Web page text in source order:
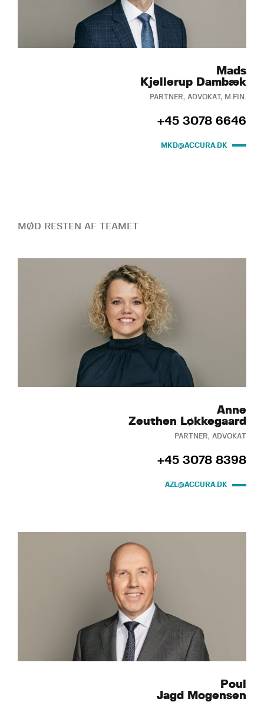
Mads
Kjellerup Dambæk
PARTNER, ADVOKAT, M.FIN.
+45 3078 6646
MKD@ACCURA.DK
MØD RESTEN AF TEAMET
Anne
Zeuthen Løkkegaard
PARTNER, ADVOKAT
+45 3078 8398
AZL@ACCURA.DK
Poul
Jagd Mogensen